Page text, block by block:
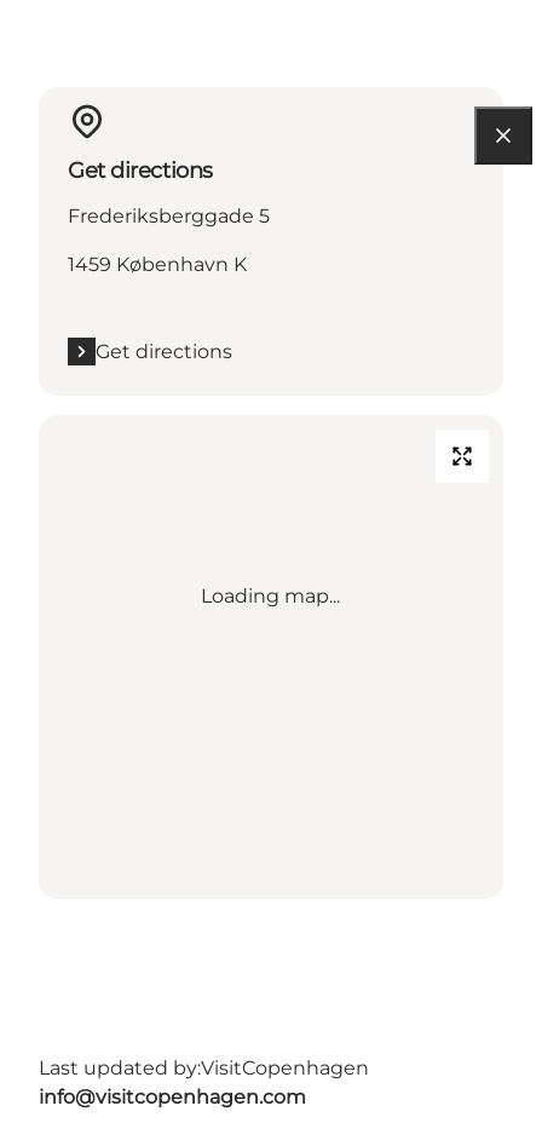
Get directions
Frederiksberggade 5
1459 København K
Get directions
Loading map...
Last updated by:VisitCopenhagen
info@visitcopenhagen.com